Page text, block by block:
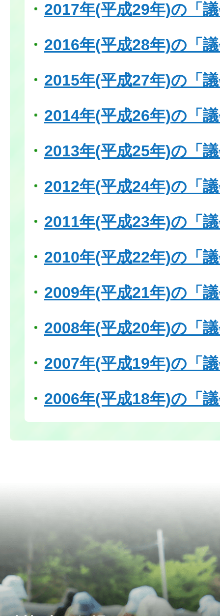
2017年(平成29年)の「
2016年(平成28年)の「
2015年(平成27年)の「
2014年(平成26年)の「
2013年(平成25年)の「
2012年(平成24年)の「
2011年(平成23年)の「
2010年(平成22年)の「
2009年(平成21年)の「
2008年(平成20年)の「
2007年(平成19年)の「
2006年(平成18年)の「